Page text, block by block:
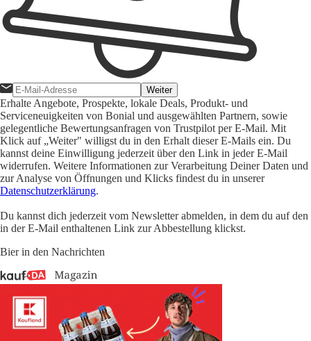
Weiter
Erhalte Angebote, Prospekte, lokale Deals, Produkt- und
Serviceneuigkeiten von Bonial und ausgewählten Partnern, sowie
gelegentliche Bewertungsanfragen von Trustpilot per E-Mail. Mit
Klick auf „Weiter" willigst du in den Erhalt dieser E-Mails ein. Du
kannst deine Einwilligung jederzeit über den Link in jeder E-Mail
widerrufen. Weitere Informationen zur Verarbeitung Deiner Daten und
zur Analyse von Öffnungen und Klicks findest du in unserer
Datenschutzerklärung.
Du kannst dich jederzeit vom Newsletter abmelden, in dem du auf den
in der E-Mail enthaltenen Link zur Abbestellung klickst.
Bier in den Nachrichten